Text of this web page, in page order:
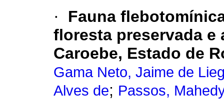
·
Fauna
floresta preservada e
Caroebe, Estado de
Gama Neto, Jaime de
Alves de; Passos,